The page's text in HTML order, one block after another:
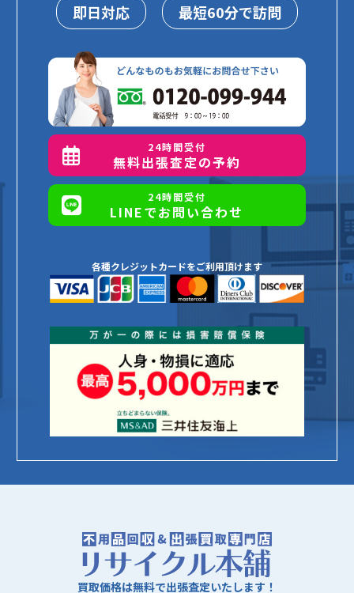
即日対応
最短60分で訪問
24時間受付
無料出張査定の予約
24時間受付
LINEでお問い合わせ
各種クレジットカードをご利用頂けます
買取価格は無料で出張査定いたします！